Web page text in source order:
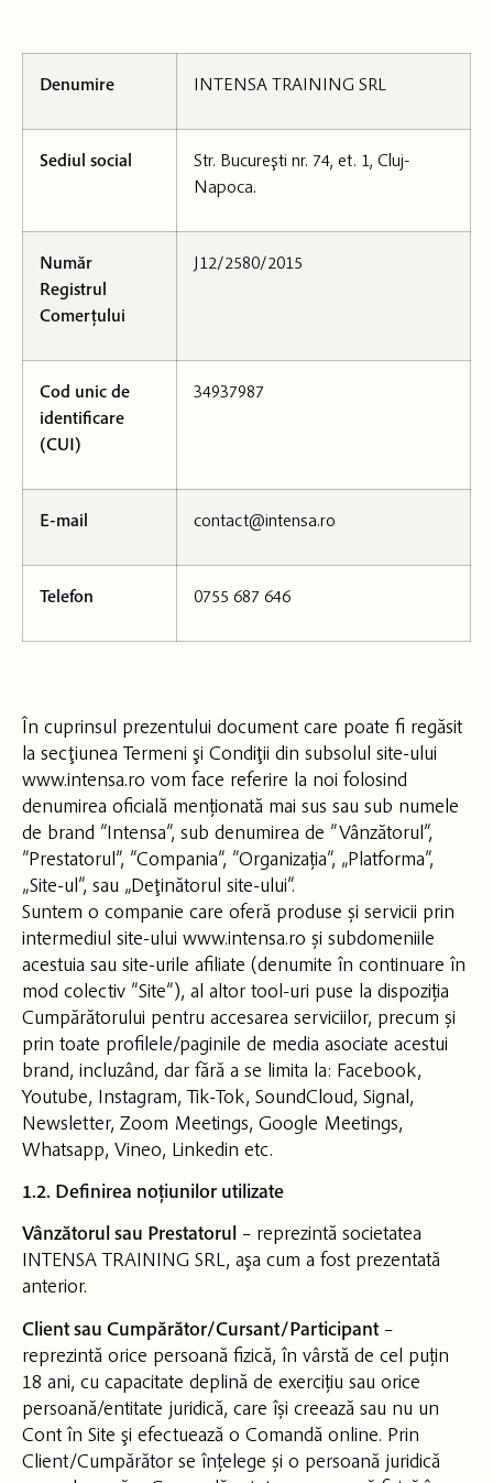
Denumire INTENSA TRAINING SRL
Sediul social
Str. Bucureşti nr. 74, et. 1, Cluj-
Napoca.
Număr
Registrul
Comerțului
J12/2580/2015
Cod unic de
identificare
(CUI)
34937987
E-mail contact@intensa.ro
Telefon 0755 687 646
În cuprinsul prezentului document care poate fi regăsit
la secţiunea Termeni şi Condiţii din subsolul site-ului
www.intensa.ro vom face referire la noi folosind
denumirea oficială menționată mai sus sau sub numele
de brand ”Intensa”, sub denumirea de ”Vânzătorul”,
”Prestatorul”, ”Compania”, ”Organizația”, „Platforma”,
„Site-ul”, sau „Deţinătorul site-ului”.
Suntem o companie care oferă produse și servicii prin
intermediul site-ului www.intensa.ro și subdomeniile
acestuia sau site-urile afiliate (denumite în continuare în
mod colectiv ”Site”), al altor tool-uri puse la dispoziția
Cumpărătorului pentru accesarea serviciilor, precum și
prin toate profilele/paginile de media asociate acestui
brand, incluzând, dar fără a se limita la: Facebook,
Youtube, Instagram, Tik-Tok, SoundCloud, Signal,
Newsletter, Zoom Meetings, Google Meetings,
Whatsapp, Vineo, Linkedin etc.
1.2. Definirea noțiunilor utilizate
Vânzătorul sau Prestatorul – reprezintă societatea
INTENSA TRAINING SRL, aşa cum a fost prezentată
anterior.
Client sau Cumpărător/Cursant/Participant–
reprezintă orice persoană fizică, în vârstă de cel puțin
18 ani, cu capacitate deplină de exercițiu sau orice
persoană/entitate juridică, care își creează sau nu un
Cont în Site şi efectuează o Comandă online. Prin
Client/Cumpărător se înțelege și o persoană juridică